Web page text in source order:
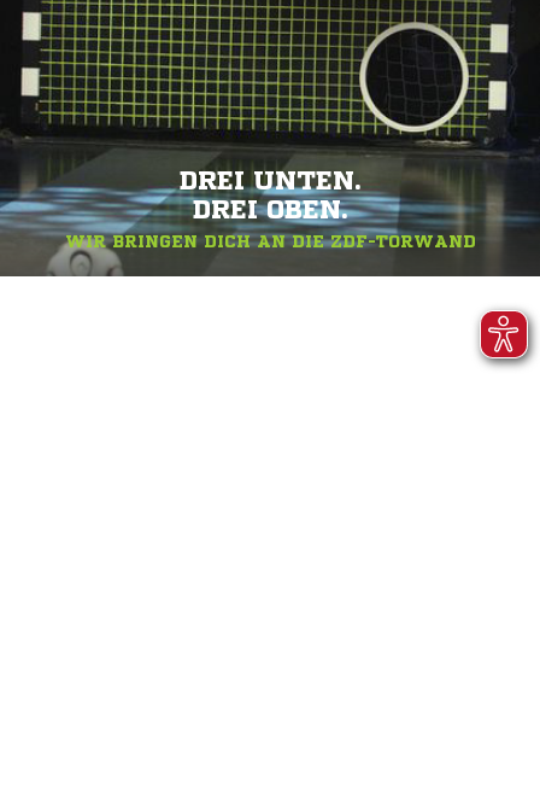
DREI UNTEN.
DREI OBEN.
WIR BRINGEN DICH AN DIE ZDF-TORWAND